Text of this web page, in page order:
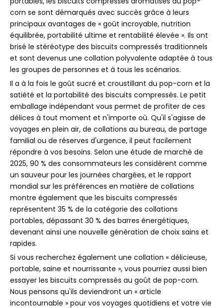
corn se sont démarqués avec succès grâce à leurs
principaux avantages de « goût incroyable, nutrition
équilibrée, portabilité ultime et rentabilité élevée ». Ils ont
brisé le stéréotype des biscuits compressés traditionnels
et sont devenus une collation polyvalente adaptée à tous
les groupes de personnes et à tous les scénarios.
Il a à la fois le goût sucré et croustillant du pop-corn et la
satiété et la portabilité des biscuits compressés. Le petit
emballage indépendant vous permet de profiter de ces
délices à tout moment et n'importe où. Qu'il s'agisse de
voyages en plein air, de collations au bureau, de partage
familial ou de réserves d'urgence, il peut facilement
répondre à vos besoins. Selon une étude de marché de
2025, 90 % des consommateurs les considèrent comme
un sauveur pour les journées chargées, et le rapport
mondial sur les préférences en matière de collations
montre également que les biscuits compressés
représentent 35 % de la catégorie des collations
portables, dépassant 30 % des barres énergétiques,
devenant ainsi une nouvelle génération de choix sains et
rapides.
Si vous recherchez également une collation « délicieuse,
portable, saine et nourrissante », vous pourriez aussi bien
essayer les biscuits compressés au goût de pop-corn.
Nous pensons qu'ils deviendront un « article
incontournable » pour vos voyages quotidiens et votre vie